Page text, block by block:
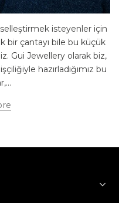
isteyenler için
bir çantayı bile bu küçük
Gui Jewellery olarak biz,
hazırladığımız bu